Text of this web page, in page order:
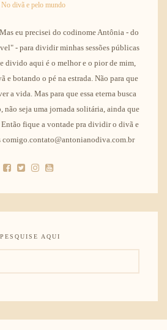
divã e pelo mundo
eu precisei do codinome Antônia - do
- para dividir minhas sessões públicas
divido aqui é o melhor e o pior de mim,
e botando o pé na estrada. Não para que
a vida. Mas para que essa eterna busca
não seja uma jornada solitária, ainda que
fique a vontade pra dividir o divã e
comigo.contato@antonianodiva.com.br
PESQUISE AQUI